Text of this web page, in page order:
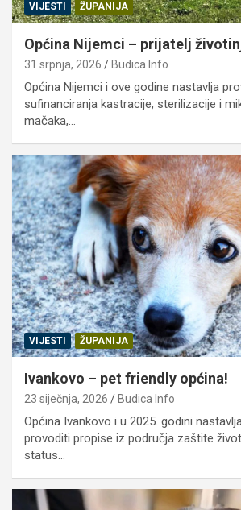
VIJESTI ŽUPANIJA
Općina Nijemci – prijatelj
31 srpnja, 2026 Budica Info
Općina Nijemci i ove godine nastavlja
sufinanciranja kastracije, sterilizacije i
mačaka,…
VIJESTI ŽUPANIJA
Ivankovo – pet friendly općina!
23 siječnja, 2026 Budica Info
Općina Ivankovo i u 2025. godini
provoditi propise iz područja zaštite
status…